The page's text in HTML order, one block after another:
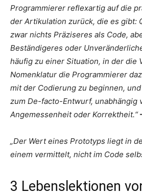
Programmierer reflexartig auf die
der Artikulation zurück, die es gibt:
zwar nichts Präziseres als Code,
Beständigeres oder
häufig zu einer Situation, in der die
Nomenklatur die Programmierer
mit der Codierung zu beginnen,
zum De-facto-Entwurf, unabhängig
Angemessenheit oder Korrektheit.“
„Der Wert eines Prototyps liegt in
einem vermittelt, nicht im Code
3 Lebenslektionen